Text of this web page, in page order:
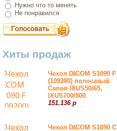
Нужно что то менять
Не понравился
Хиты продаж
Чехол DICOM S1090 F
(109200) полосатый
Canon IXUS50/65,
IXUS700/800
151.136 р
Чехол DICOM S1090 С